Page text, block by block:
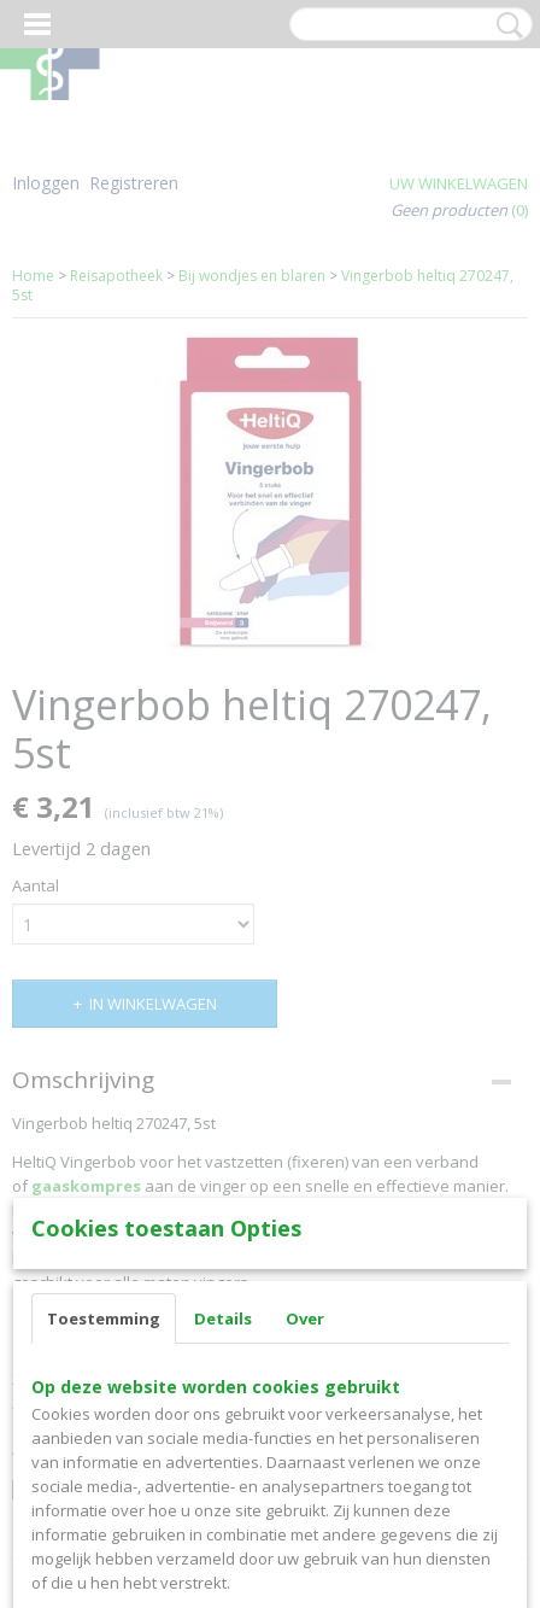
Inloggen Registreren
UW WINKELWAGEN
Geen producten (0)
Home > Reisapotheek > Bij wondjes en blaren >Vingerbob heltiq 270247,
5st
Vingerbob heltiq 270247,
5st
€ 3,21 (inclusief btw 21%)
Levertijd 2 dagen
Aantal
IN WINKELWAGEN
Omschrijving
Vingerbob heltiq 270247, 5st
HeltiQ Vingerbob voor het vastzetten (fixeren) van een verband
ofgaaskompres aan de vinger op een snelle en effectieve manier.
Het biedt bescherming aan wondjes op de vinger. De vingerbob is
voorgerold waardoor het aanbrengen makkelijker en sneller is, u
geschikt voor alle maten vingers.
Hoe te gebruiken?
2. Ontrol het eerste rolletje volledig.
3. Pak het bovenste rolletje en draai deze 360° om het uiteinde af te
sluiten.
4. Ontrol tot slot het tweede rolletje over het eerste rolletje.
Reacties
Cookies toestaan Opties
Toestemming Details Over
Op deze website worden cookies gebruikt
Cookies worden door ons gebruikt voor verkeersanalyse, het
aanbieden van sociale media-functies en het personaliseren
van informatie en advertenties. Daarnaast verlenen we onze
sociale media-, advertentie- en analysepartners toegang tot
informatie over hoe u onze site gebruikt. Zij kunnen deze
informatie gebruiken in combinatie met andere gegevens die zij
mogelijk hebben verzameld door uw gebruik van hun diensten
of die u hen hebt verstrekt.